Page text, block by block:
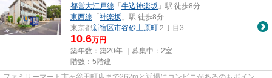
都営大江戸線 「 牛込神楽坂 」駅 徒歩8分
東西線 「 神楽坂 」駅 徒歩8分
東京都新宿区市谷砂土原町 ２丁目3
10.6万円
築年数：築20年 ｜募集中： 2室
階数：5階建